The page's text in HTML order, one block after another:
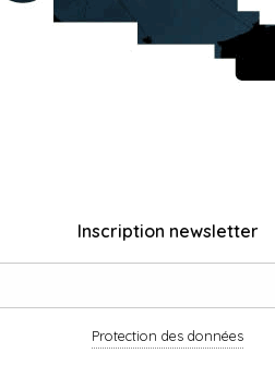
Inscription newsletter
Protection des données